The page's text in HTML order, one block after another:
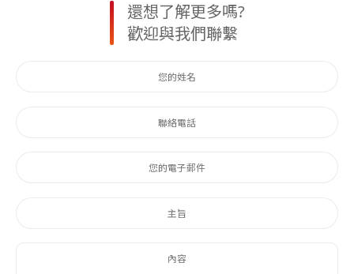
還想了解更多嗎?
歡迎與我們聯繫